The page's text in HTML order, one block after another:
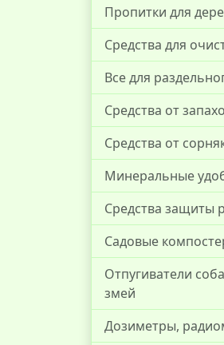
Пропитки для
Средства для
Все для
Средства от
Средства от
Минеральные
Средства защиты
Садовые
Отпугиватели
змей
Дозиметры,